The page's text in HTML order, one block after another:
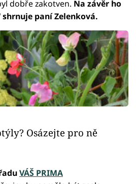
dobře zakotven. Na závěr ho
paní Zelenková.
Osázejte pro ně
VÁŠ PRIMA